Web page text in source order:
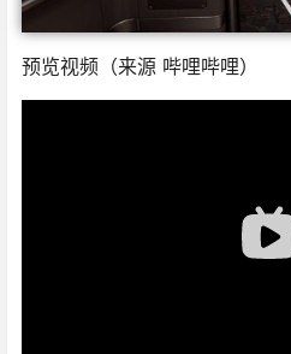
预览视频（来源 哔哩哔哩）